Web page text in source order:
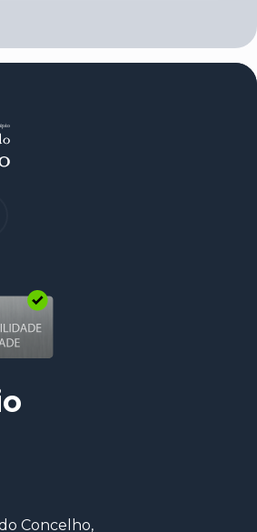
(abre num novo separador)
Concelho,